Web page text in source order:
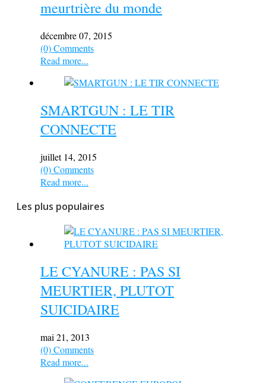
meurtrière du monde
décembre 07, 2015
(0) Comments
Read more...
SMARTGUN : LE TIR
CONNECTE
juillet 14, 2015
(0) Comments
Read more...
Les plus populaires
LE CYANURE : PAS SI
MEURTIER, PLUTOT
SUICIDAIRE
mai 21, 2013
(0) Comments
Read more...